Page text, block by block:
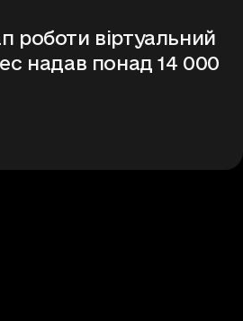
роботи віртуальний
надав понад 14 000